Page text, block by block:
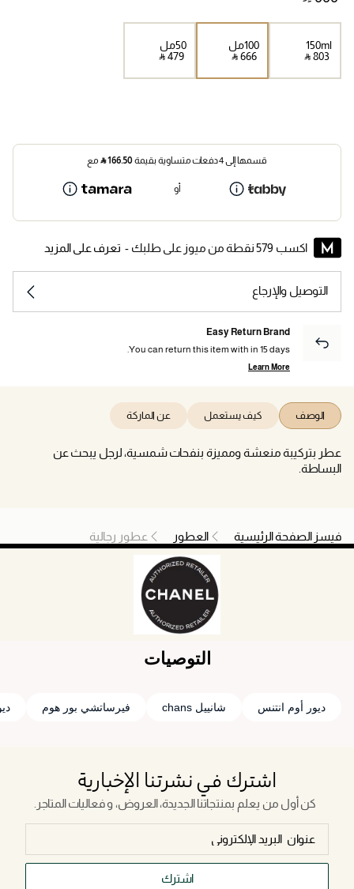
150ml
‎ ⃁ ⁦803⁩ ‎
100مل
‎ ⃁ ⁦666⁩ ‎
50مل
‎ ⃁ ⁦479⁩ ‎
قسمها إلى 4 دفعات متساوية بقيمة 166.50
⃁ مع
أو
اكسب 579 نقطة من ميوز على طلبك - تعرف على المزيد
التوصيل والإرجاع
Easy Return Brand
You can return this item with in 15 days.
Learn More
الوصف كيف يستعمل عن الماركة
عطر بتركيبة منعشة ومميزة بنفحات شمسية، لرجل يبحث عن
البساطة.
فيسز الصفحة الرئيسية العطور عطور رجالية
التوصيات
ديور أوم انتنس شانييل chans فيرساتشي بور هوم
اشترك في نشرتنا الإخبارية
كن أول من يعلم بمنتجاتنا الجديدة، العروض، و فعاليات المتاجر.
اشترك